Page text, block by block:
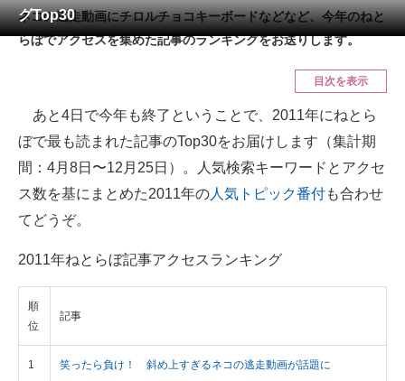
メディア
スマホと通信の最新トレンド
好きが集まる 比べて選べる
ビジネスと働き方のヒント
グTop30
ネコの逃走動画にチロルチョコキーボードなどなど、今年のねと
らぼでアクセスを集めた記事のランキングをお送りします。
目次を表示
あと4日で今年も終了ということで、2011年にねとら
ぼで最も読まれた記事のTop30をお届けします（集計期
間：4月8日〜12月25日）。人気検索キーワードとアクセ
ス数を基にまとめた2011年の人気トピック番付も合わせ
てどうぞ。
2011年ねとらぼ記事アクセスランキング
順
位
記事
1 笑ったら負け！ 斜め上すぎるネコの逃走動画が話題に